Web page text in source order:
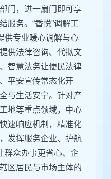
门，进一扇门即可享
服务。“香悦”调解工
供专业暖心调解与心
供法律咨询、代拟文
智慧法务让便民法律
平安宣传常态化开
与生活安宁。针对产
地等重点领域，中心
速响应机制，精准化
发挥服务企业、护航
群众办事更省心、企
区居民与市场主体的